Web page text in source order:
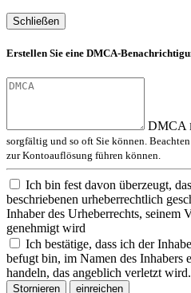
Schließen
Erstellen Sie eine DMCA-
DMCA
sorgfältig und so oft Sie können.
zur Kontoauflösung führen können.
Ich bin fest davon überzeugt,
beschriebenen urheberrechtlich
Inhaber des Urheberrechts, seinem
genehmigt wird
Ich bestätige, dass ich der
befugt bin, im Namen des Inhabers
handeln, das angeblich verletzt wird.
Stornieren einreichen